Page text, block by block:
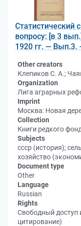
Статистический
вопросу: [в 3
1920 гг. — Вып.3.
Other creators
Клепиков С. А.;
Organization
Лига аграрных
Imprint
Москва: Новая
Collection
Книги редкого
Subjects
ссср (история);
хозяйство
Document type
Other
Language
Russian
Rights
Свободный доступ
цитирование)